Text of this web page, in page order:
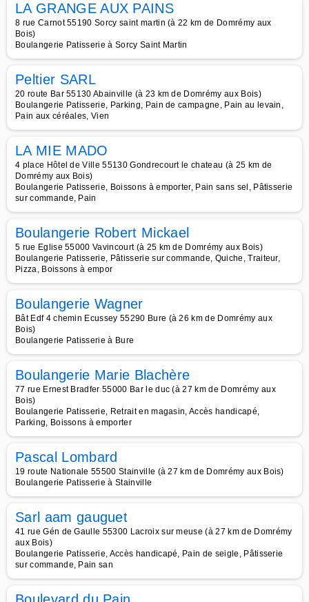
LA GRANGE AUX PAINS
8 rue Carnot 55190 Sorcy saint martin (à 22 km de Domrémy aux
Bois)
Boulangerie Patisserie à Sorcy Saint Martin
Peltier SARL
20 route Bar 55130 Abainville (à 23 km de Domrémy aux Bois)
Boulangerie Patisserie, Parking, Pain de campagne, Pain au levain,
Pain aux céréales, Vien
LA MIE MADO
4 place Hôtel de Ville 55130 Gondrecourt le chateau (à 25 km de
Domrémy aux Bois)
Boulangerie Patisserie, Boissons à emporter, Pain sans sel, Pâtisserie
sur commande, Pain
Boulangerie Robert Mickael
5 rue Eglise 55000 Vavincourt (à 25 km de Domrémy aux Bois)
Boulangerie Patisserie, Pâtisserie sur commande, Quiche, Traiteur,
Pizza, Boissons à empor
Boulangerie Wagner
Bât Edf 4 chemin Ecussey 55290 Bure (à 26 km de Domrémy aux
Bois)
Boulangerie Patisserie à Bure
Boulangerie Marie Blachère
77 rue Ernest Bradfer 55000 Bar le duc (à 27 km de Domrémy aux
Bois)
Boulangerie Patisserie, Retrait en magasin, Accès handicapé,
Parking, Boissons à emporter
Pascal Lombard
19 route Nationale 55500 Stainville (à 27 km de Domrémy aux Bois)
Boulangerie Patisserie à Stainville
Sarl aam gauguet
41 rue Gén de Gaulle 55300 Lacroix sur meuse (à 27 km de Domrémy
aux Bois)
Boulangerie Patisserie, Accès handicapé, Pain de seigle, Pâtisserie
sur commande, Pain san